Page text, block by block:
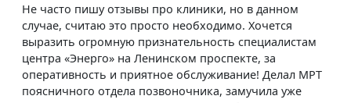
Не часто пишу отзывы про клиники, но в данном
случае, считаю это просто необходимо. Хочется
выразить огромную признательность специалистам
центра «Энерго» на Ленинском проспекте, за
оперативность и приятное обслуживание! Делал МРТ
поясничного отдела позвоночника, замучила уже